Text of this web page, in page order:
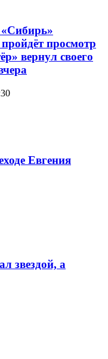
просмотр
вернул своего
Евгения
звездой, а